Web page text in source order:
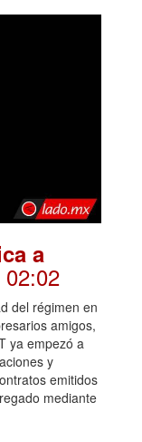
a
02:02
del régimen en
amigos,
ya empezó a
y
emitidos
mediante